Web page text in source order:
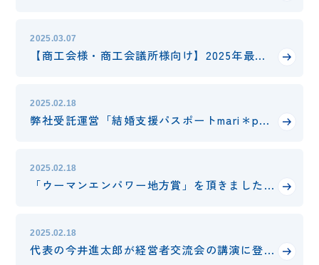
2025.03.07
【商工会様・商工会議所様向け】2025年最新セミナー/研修カリキュラムのご案内
2025.02.18
弊社受託運営「結婚支援パスポートmari＊pass（マリパス）」が好調！
2025.02.18
「ウーマンエンパワー地方賞」を頂きました！
2025.02.18
代表の今井進太郎が経営者交流会の講演に登壇します